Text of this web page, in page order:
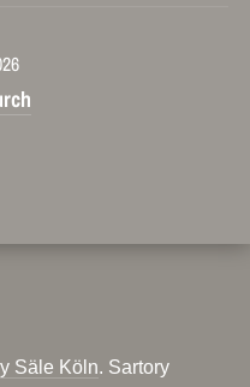
Säle Köln. Sartory